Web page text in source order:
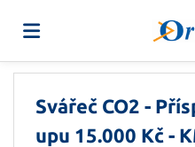
Svářeč CO2 -
upu 15.000 Kč -